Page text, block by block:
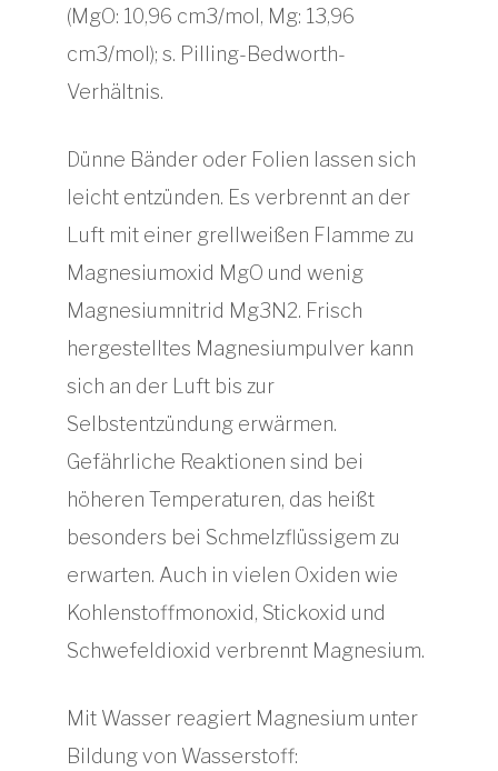
(MgO: 10,96 cm3/mol, Mg: 13,96
cm3/mol); s. Pilling-Bedworth-
Verhältnis.
Dünne Bänder oder Folien lassen sich
leicht entzünden. Es verbrennt an der
Luft mit einer grellweißen Flamme zu
Magnesiumoxid MgO und wenig
Magnesiumnitrid Mg3N2. Frisch
hergestelltes Magnesiumpulver kann
sich an der Luft bis zur
Selbstentzündung erwärmen.
Gefährliche Reaktionen sind bei
höheren Temperaturen, das heißt
besonders bei Schmelzflüssigem zu
erwarten. Auch in vielen Oxiden wie
Kohlenstoffmonoxid, Stickoxid und
Schwefeldioxid verbrennt Magnesium.
Mit Wasser reagiert Magnesium unter
Bildung von Wasserstoff: